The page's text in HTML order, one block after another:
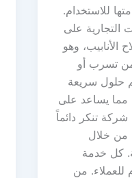
للاستخدام.
التجارية على
وهو
من تسرب أو
حلول سريعة
مما يساعد على
تنكر دائماً
من خلال
كل خدمة
للعملاء. من